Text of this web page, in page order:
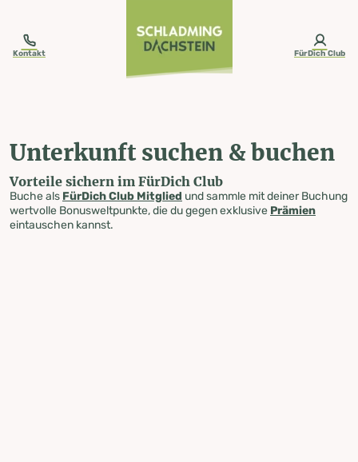
Kontakt FürDich Club
Unterkunft suchen & buchen
Vorteile sichern im FürDich Club
Buche als FürDich Club Mitglied und sammle mit deiner Buchung
wertvolle Bonusweltpunkte, die du gegen exklusive Prämien
eintauschen kannst.